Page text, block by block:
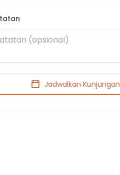
Jadwalkan Kunjungan